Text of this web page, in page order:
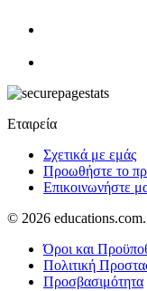
Εταιρεία
Σχετικά με εμάς
Προωθήστε το
Επικοινωνήστε
© 2026
Όροι και
Πολιτική
Προσβασιμότητα